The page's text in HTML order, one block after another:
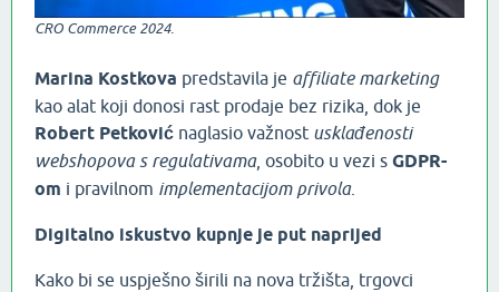
CRO Commerce 2024.
Marina Kostkova predstavila je affiliate marketing
kao alat koji donosi rast prodaje bez rizika, dok je
Robert Petković naglasio važnost usklađenosti
webshopova s regulativama, osobito u vezi s GDPR-
om i pravilnom implementacijom privola.
Digitalno iskustvo kupnje je put naprijed
Kako bi se uspješno širili na nova tržišta, trgovci